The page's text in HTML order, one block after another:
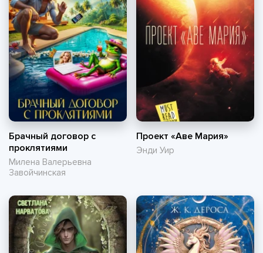
Брачный договор с
проклятиями
Милена Валерьевна
Завойчинская
Проект «Аве Мария»
Энди Уир